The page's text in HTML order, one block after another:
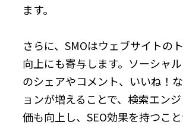
ます。
さらに、SMOはウェブサイトの
向上にも寄与します。ソーシャ
のシェアやコメント、いいね！
ョンが増えることで、検索エン
価も向上し、SEO効果を持つこ